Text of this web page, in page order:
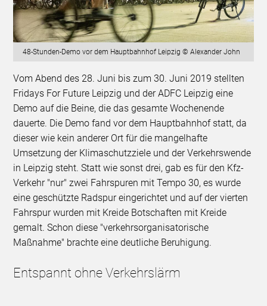
48-Stunden-Demo vor dem Hauptbahnhof Leipzig © Alexander John
Vom Abend des 28. Juni bis zum 30. Juni 2019 stellten
Fridays For Future Leipzig und der ADFC Leipzig eine
Demo auf die Beine, die das gesamte Wochenende
dauerte. Die Demo fand vor dem Hauptbahnhof statt, da
dieser wie kein anderer Ort für die mangelhafte
Umsetzung der Klimaschutzziele und der Verkehrswende
in Leipzig steht. Statt wie sonst drei, gab es für den Kfz-
Verkehr "nur" zwei Fahrspuren mit Tempo 30, es wurde
eine geschützte Radspur eingerichtet und auf der vierten
Fahrspur wurden mit Kreide Botschaften mit Kreide
gemalt. Schon diese "verkehrsorganisatorische
Maßnahme" brachte eine deutliche Beruhigung.
Entspannt ohne Verkehrslärm